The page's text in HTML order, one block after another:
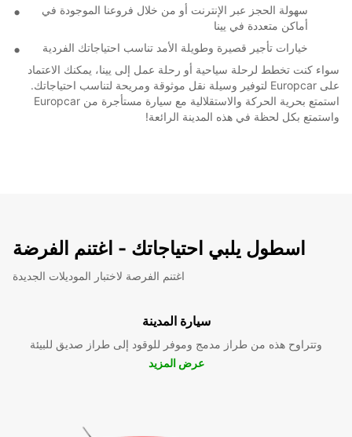
سهولة الحجز عبر الإنترنت أو من خلال فروعنا الموجودة في
أماكن متعددة في يينا
خيارات تأجير قصيرة وطويلة الأمد تناسب احتياجاتك الفردية
سواء كنت تخطط لرحلة سياحية أو رحلة عمل إلى يينا، يمكنك الاعتماد
على Europcar لتوفير وسيلة نقل موثوقة ومريحة لتناسب احتياجاتك.
استمتع بحرية الحركة والاستقلالية مع سيارة مستأجرة من Europcar
واستمتع بكل لحظة في هذه المدينة الرائعة!
اسطول يلبي احتياجاتك - اغتنم الفرضة
اغتنم الفرصة لاختبار الموديلات الجديدة
سيارة المدينة
وتتراوح هذه من طراز مدمج وموفر للوقود إلى طراز صديق للبيئة
عرض المزيد